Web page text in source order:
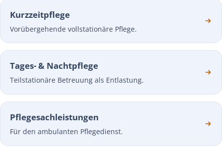
Kurzzeitpflege
Vorübergehende vollstationäre Pflege.
Tages- & Nachtpflege
Teilstationäre Betreuung als Entlastung.
Pflegesachleistungen
Für den ambulanten Pflegedienst.